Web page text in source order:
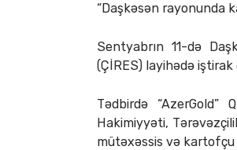
“Daşkəsən rayonunda
Sentyabrın 11-də
(ÇİRES) layihədə
Tədbirdə
Hakimiyyəti,
mütəxəssis və